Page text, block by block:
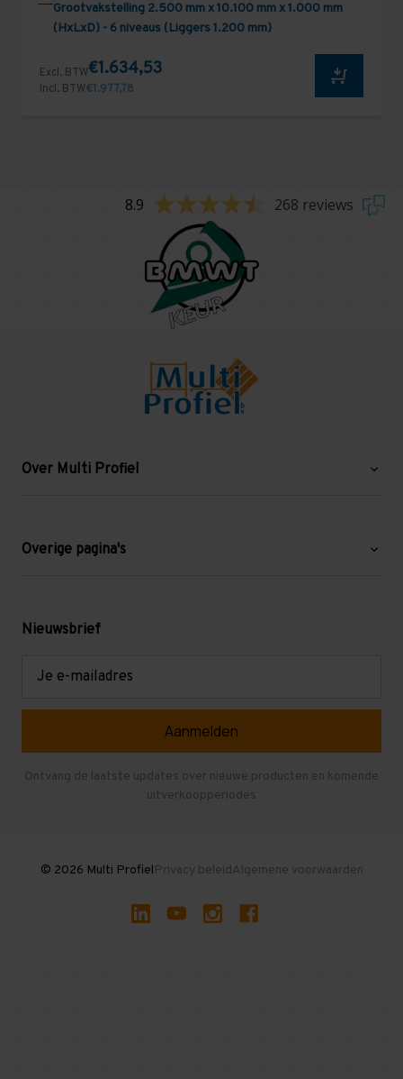
Grootvakstelling 2.500 mm x 10.100 mm x 1.000 mm
(HxLxD) - 6 niveaus (Liggers 1.200 mm)
Excl. BTW€1.634,53
Incl. BTW€1.977,78
8.9 268 reviews
Over Multi Profiel
Blog
Levering en afhalen
Overige pagina's
Mezzanine
Gebruikte entresolvloeren
Nieuwsbrief
Ontvang de laatste updates over nieuwe producten en komende
uitverkoopperiodes
© 2026 Multi ProfielPrivacy beleidAlgemene voorwaarden